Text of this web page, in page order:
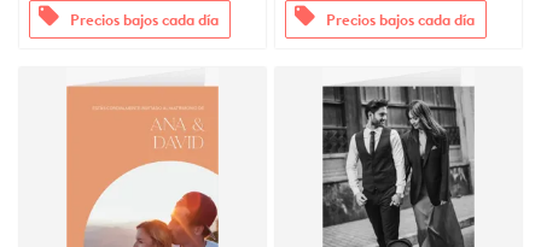
offers Precios bajos cada día offers Precios bajos cada día